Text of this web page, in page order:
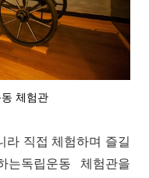
체험관
라 직접 체험하며 즐길
독립운동 체험관을